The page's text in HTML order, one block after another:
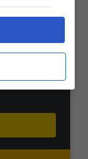
fino a 2000€
in Bonus